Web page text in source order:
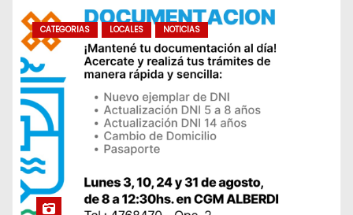
CATEGORIAS LOCALES NOTICIAS